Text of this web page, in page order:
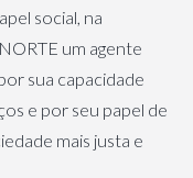
social, na
um agente
sua capacidade
e por seu papel de
mais justa e